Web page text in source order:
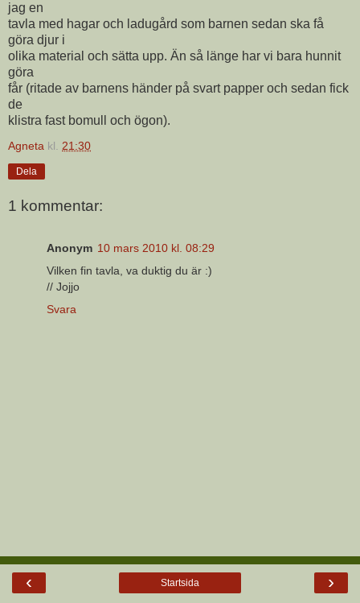
jag en
tavla med hagar och ladugård som barnen sedan ska få
göra djur i
olika material och sätta upp. Än så länge har vi bara hunnit
göra
får (ritade av barnens händer på svart papper och sedan fick
de
klistra fast bomull och ögon).
Agneta kl. 21:30
Dela
1 kommentar:
Anonym 10 mars 2010 kl. 08:29
Vilken fin tavla, va duktig du är :)
// Jojjo
Svara
‹ ›
Startsida